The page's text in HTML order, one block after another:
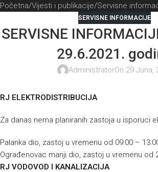
Početna Vijesti i publikacije Servisne
SERVISNE INFORMACIJE
SERVISNE
29.6.2021.
AdministratorOn 29 Juna,
RJ ELEKTRODISTRIBUCIJA
Za danas nema planiranih zastoja u isporuci
Palanka dio, zastoj u vremenu od 09:00 –
Ograđenovac manji dio, zastoj u vremenu od
RJ VODOVOD I KANALIZACIJA